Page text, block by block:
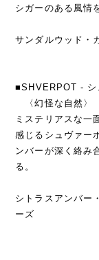
シガーのある風情
サンダルウッド・
■SHVERPOT - シ
〈幻怪な自然〉
ミステリアスな一
感じるシュヴァー
ンバーが深く絡み
る。
シトラスアンバー
ーズ